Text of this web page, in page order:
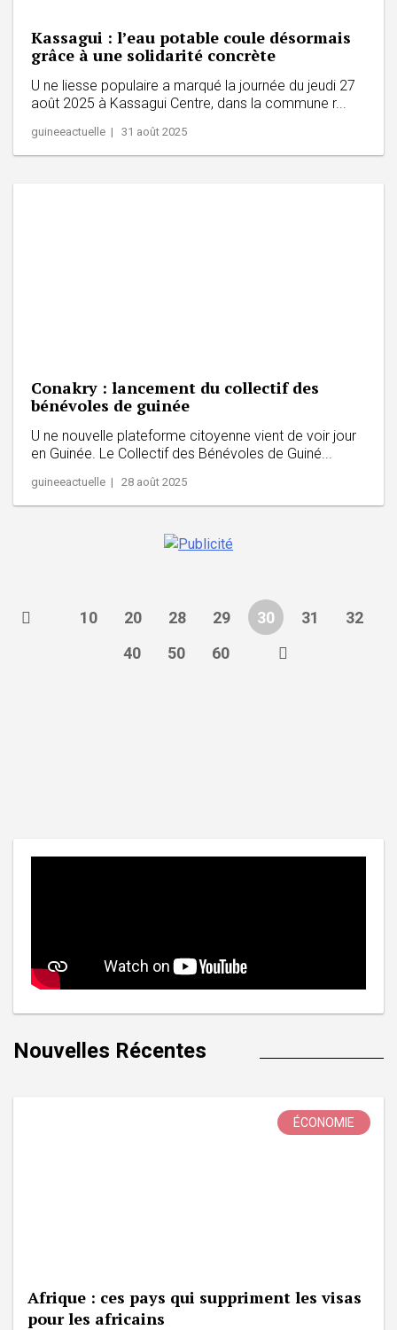
Kassagui : l’eau potable coule désormais
grâce à une solidarité concrète
U ne liesse populaire a marqué la journée du jeudi 27
août 2025 à Kassagui Centre, dans la commune r...
guineeactuelle | 31 août 2025
Conakry : lancement du collectif des
bénévoles de guinée
U ne nouvelle plateforme citoyenne vient de voir jour
en Guinée. Le Collectif des Bénévoles de Guiné...
guineeactuelle | 28 août 2025
10 20 28 29 30 31
32
40
50 60
Nouvelles Récentes
ÉCONOMIE
Afrique : ces pays qui suppriment les visas
pour les africains